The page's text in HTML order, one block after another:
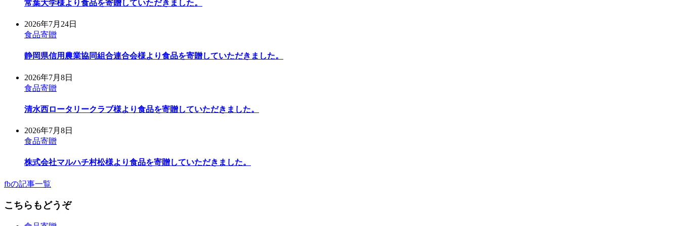
常葉大学様より食品を寄贈していただきました。
2026年7月24日
食品寄贈
静岡県信用農業協同組合連合会様より食品を寄贈していただきました。
2026年7月8日
食品寄贈
清水西ロータリークラブ様より食品を寄贈していただきました。
2026年7月8日
食品寄贈
株式会社マルハチ村松様より食品を寄贈していただきました。
fbの記事一覧
こちらもどうぞ